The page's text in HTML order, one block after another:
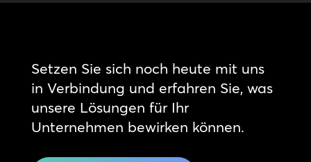
Setzen Sie sich noch heute mit uns
in Verbindung und erfahren Sie, was
unsere Lösungen für Ihr
Unternehmen bewirken können.